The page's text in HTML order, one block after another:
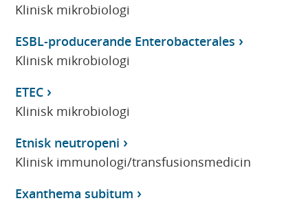
Klinisk mikrobiologi
ESBL-producerande Enterobacterales
Klinisk mikrobiologi
ETEC
Klinisk mikrobiologi
Etnisk neutropeni
Klinisk immunologi/transfusionsmedicin
Exanthema subitum